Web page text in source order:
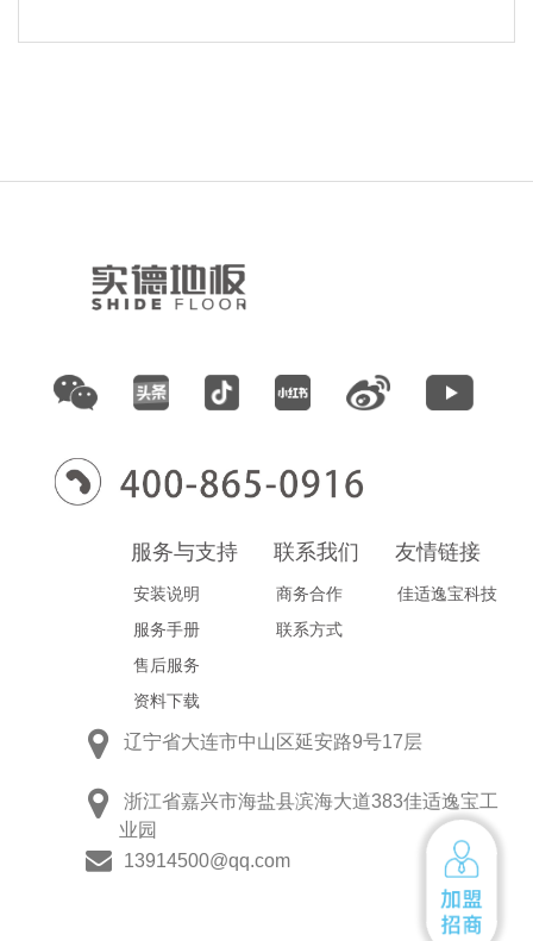
友情链接
佳适逸宝科技
联系我们
商务合作
联系方式
服务与支持
安装说明
服务手册
售后服务
资料下载
辽宁省大连市中山区延安路9号17层
浙江省嘉兴市海盐县滨海大道383佳适逸宝工
业园
13914500@qq.com